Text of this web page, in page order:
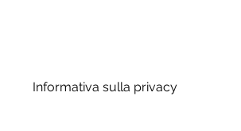
Informativa sulla privacy